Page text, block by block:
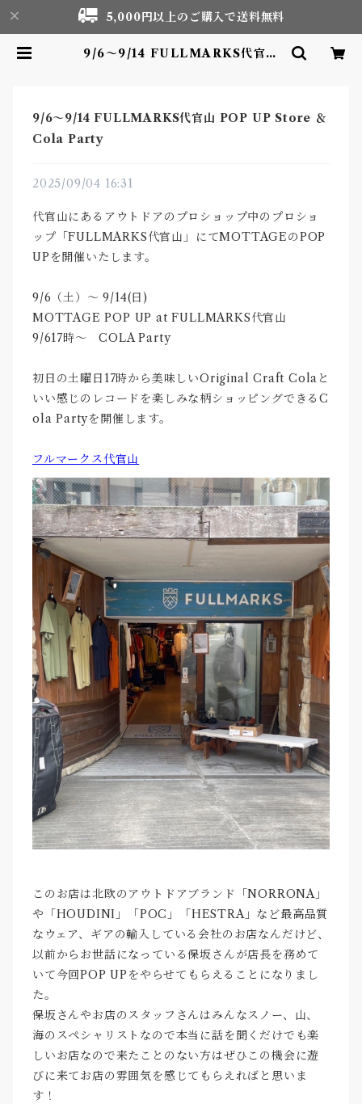
5,000円以上のご購入で送料無料
9/6〜9/14 FULLMARKS代官山
9/6〜9/14 FULLMARKS代官山 POP UP Store ＆
Cola Party
2025/09/04 16:31
代官山にあるアウトドアのプロショップ中のプロショ
ップ「FULLMARKS代官山」にてMOTTAGEのPOP
UPを開催いたします。
9/6（土）〜 9/14(日)
MOTTAGE POP UP at FULLMARKS代官山
9/617時〜 COLA Party
初日の土曜日17時から美味しいOriginal Craft Colaと
いい感じのレコードを楽しみな柄ショッピングできるC
ola Partyを開催します。
フルマークス代官山
このお店は北欧のアウトドアブランド「NORRONA」
や「HOUDINI」「POC」「HESTRA」など最高品質
なウェア、ギアの輸入している会社のお店なんだけど、
以前からお世話になっている保坂さんが店長を務めて
いて今回POP UPをやらせてもらえることになりまし
た。
保坂さんやお店のスタッフさんはみんなスノー、山、
海のスペシャリストなので本当に話を聞くだけでも楽
しいお店なので来たことのない方はぜひこの機会に遊
びに来てお店の雰囲気を感じてもらえればと思いま
す！